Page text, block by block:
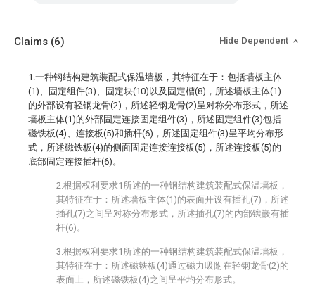
Claims (6) Hide Dependent
1.一种钢结构建筑装配式保温墙板，其特征在于：包括墙板主体
(1)、固定组件(3)、固定块(10)以及固定槽(8)，所述墙板主体(1)
的外部设有轻钢龙骨(2)，所述轻钢龙骨(2)呈对称分布形式，所述
墙板主体(1)的外部固定连接固定组件(3)，所述固定组件(3)包括
磁铁板(4)、连接板(5)和插杆(6)，所述固定组件(3)呈平均分布形
式，所述磁铁板(4)的侧面固定连接连接板(5)，所述连接板(5)的
底部固定连接插杆(6)。
2.根据权利要求1所述的一种钢结构建筑装配式保温墙板，
其特征在于：所述墙板主体(1)的表面开设有插孔(7)，所述
插孔(7)之间呈对称分布形式，所述插孔(7)的内部镶嵌有插
杆(6)。
3.根据权利要求1所述的一种钢结构建筑装配式保温墙板，
其特征在于：所述磁铁板(4)通过磁力吸附在轻钢龙骨(2)的
表面上，所述磁铁板(4)之间呈平均分布形式。